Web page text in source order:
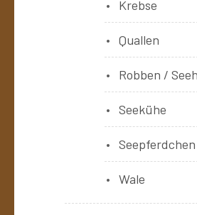
Krebse
Quallen
Robben /
Seekühe
Seepferdchen
Wale